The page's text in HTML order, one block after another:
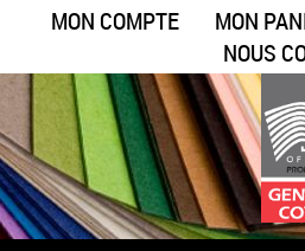
MON COMPTE MON
NOUS